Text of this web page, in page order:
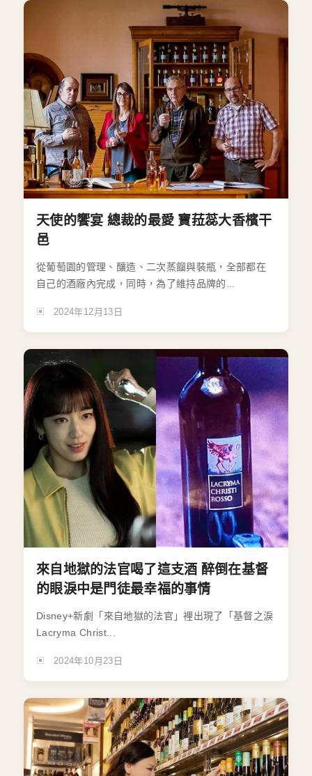
天使的饗宴 總裁的最愛 寶菈蕊大香檳干
邑
從葡萄園的管理、釀造、二次蒸餾與裝瓶，全部都在
自己的酒廠內完成，同時，為了維持品牌的...
2024年12月13日
來自地獄的法官喝了這支酒 醉倒在基督
的眼淚中是門徒最幸福的事情
Disney+新劇「來自地獄的法官」裡出現了「基督之淚
Lacryma Christ...
2024年10月23日